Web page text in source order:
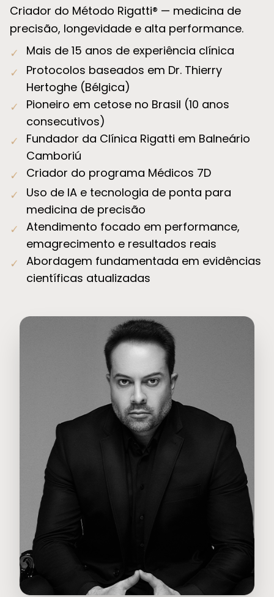
Criador do Método Rigatti® — medicina de
precisão, longevidade e alta performance.
✓
Mais de 15 anos de experiência clínica
✓
Protocolos baseados em Dr. Thierry
Hertoghe (Bélgica)
✓
Pioneiro em cetose no Brasil (10 anos
consecutivos)
✓
Fundador da Clínica Rigatti em Balneário
Camboriú
✓
Criador do programa Médicos 7D
✓
Uso de IA e tecnologia de ponta para
medicina de precisão
✓ Atendimento focado em performance,
emagrecimento e resultados reais
✓ Abordagem fundamentada em evidências
científicas atualizadas